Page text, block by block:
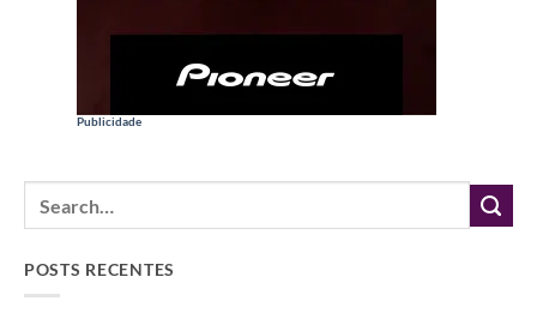
Publicidade
POSTS RECENTES